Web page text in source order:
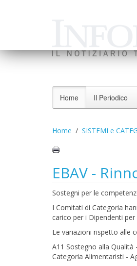
Home Il Periodico
Home SISTEMI e
EBAV -
Sostegni per le
I Comitati di Categoria
carico per i Dipendenti
Le variazioni rispetto alle
A11 Sostegno alla
Categoria Alimentaristi -